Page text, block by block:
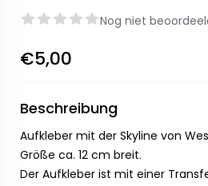
Nog niet
€5,00
Beschreibung
Aufkleber mit der Skyline von
Größe ca. 12 cm breit.
Der Aufkleber ist mit einer